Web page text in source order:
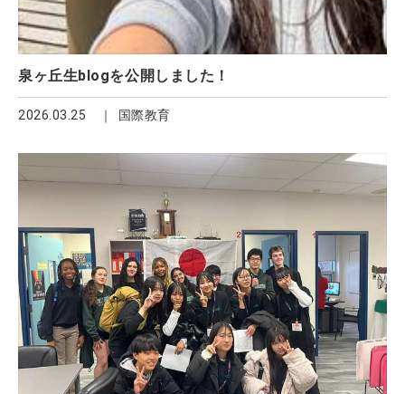
泉ヶ丘生blogを公開しました！
2026.03.25 国際教育